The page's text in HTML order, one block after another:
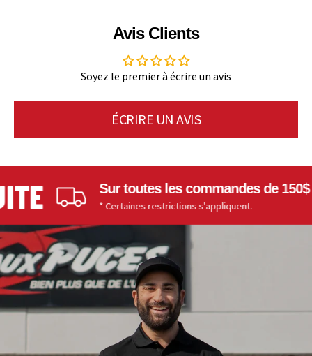
Avis Clients
Soyez le premier à écrire un avis
ÉCRIRE UN AVIS
Sur toutes les commandes de 150$ et
* Certaines restrictions s'appliquent.